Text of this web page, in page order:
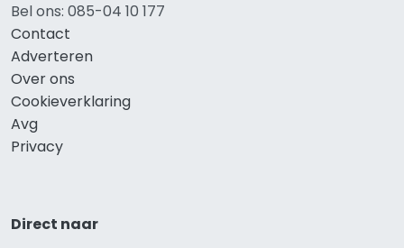
Bel ons: 085-04 10 177
Contact
Adverteren
Over ons
Cookieverklaring
Avg
Privacy
Direct naar